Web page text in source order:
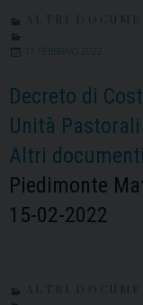
17 FEBBRAIO 2022
Decreto di
Unità Pastorali
Altri documenti
Piedimonte
15-02-2022